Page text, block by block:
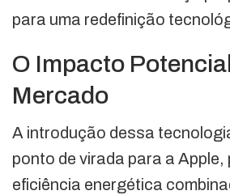
para uma redefinição
O Impacto
Mercado
A introdução dessa
ponto de virada para a Apple,
eficiência energética